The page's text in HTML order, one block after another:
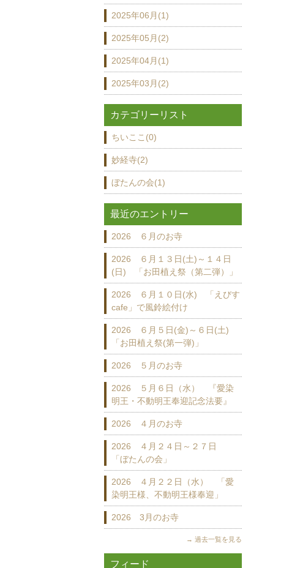
2025年06月(1)
2025年05月(2)
2025年04月(1)
2025年03月(2)
カテゴリーリスト
ちいここ(0)
妙経寺(2)
ぼたんの会(1)
最近のエントリー
2026 ６月のお寺
2026 ６月１３日(土)～１４日
(日) 「お田植え祭（第二弾）」
2026 ６月１０日(水) 「えびす
cafe」で風鈴絵付け
2026 ６月５日(金)～６日(土)
「お田植え祭(第一弾)」
2026 ５月のお寺
2026 ５月６日（水） 『愛染
明王・不動明王奉迎記念法要』
2026 ４月のお寺
2026 ４月２４日～２７日
「ぼたんの会」
2026 ４月２２日（水） 「愛
染明王様、不動明王様奉迎」
2026 3月のお寺
過去一覧を見る
フィード